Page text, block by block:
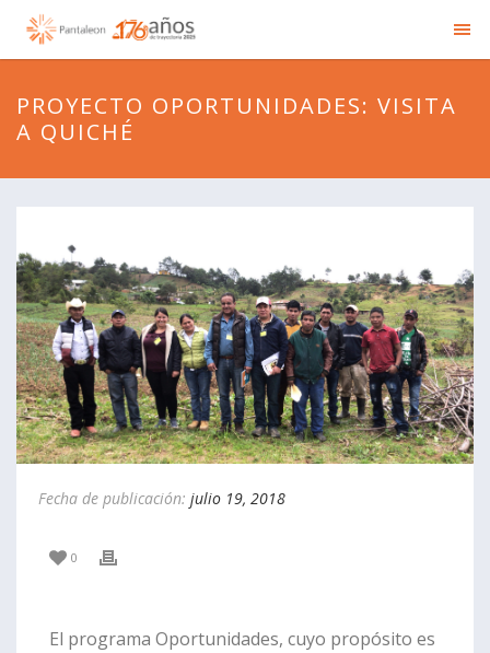
PROYECTO OPORTUNIDADES: VISITA
A QUICHÉ
Fecha de publicación: julio 19, 2018
0
El programa Oportunidades, cuyo propósito es